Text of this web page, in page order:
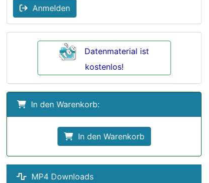
Anmelden
Datenmaterial ist
kostenlos!
In den Warenkorb:
In den Warenkorb
MP4 Downloads